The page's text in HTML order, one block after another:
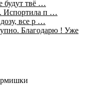
будут твё …
Испортила п …
все р …
Благодарю ! Уже